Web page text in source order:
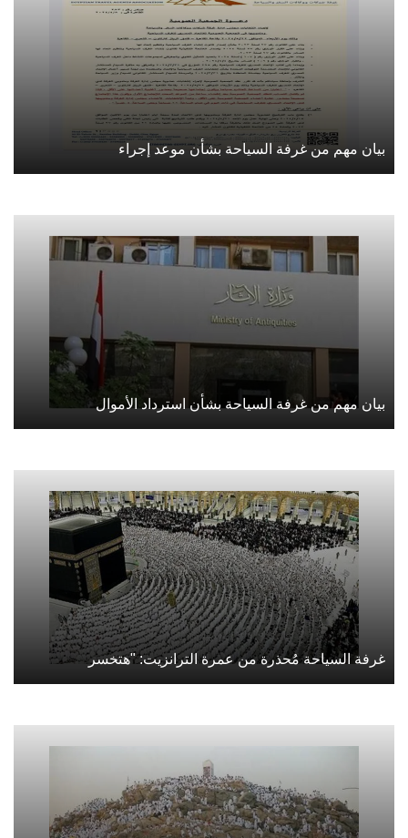
بيان مهم من غرفة السياحة بشأن موعد إجراء
بيان مهم من غرفة السياحة بشأن استرداد الأموال
غرفة السياحة مُحذرة من عمرة الترانزيت: "هتخسر